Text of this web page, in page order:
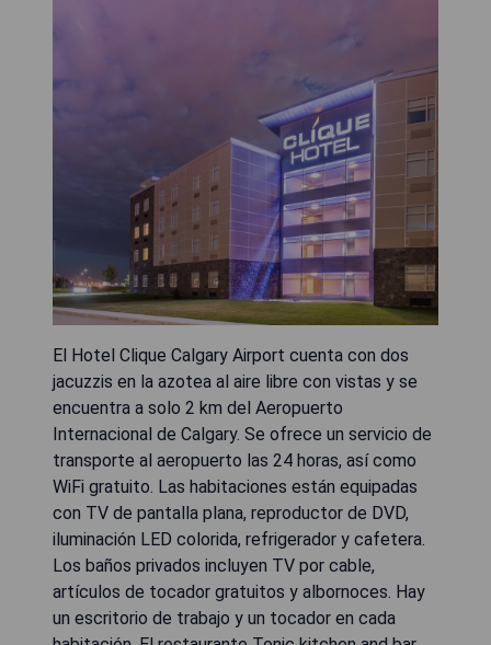
El Hotel Clique Calgary Airport cuenta con dos
jacuzzis en la azotea al aire libre con vistas y se
encuentra a solo 2 km del Aeropuerto
Internacional de Calgary. Se ofrece un servicio de
transporte al aeropuerto las 24 horas, así como
WiFi gratuito. Las habitaciones están equipadas
con TV de pantalla plana, reproductor de DVD,
iluminación LED colorida, refrigerador y cafetera.
Los baños privados incluyen TV por cable,
artículos de tocador gratuitos y albornoces. Hay
un escritorio de trabajo y un tocador en cada